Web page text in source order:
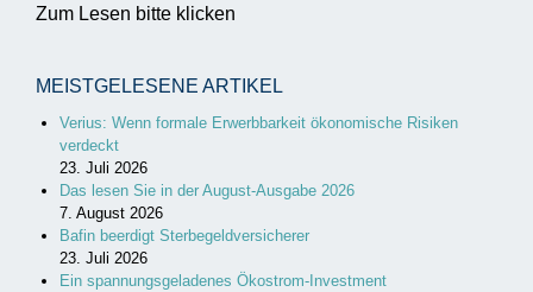
Zum Lesen bitte klicken
MEISTGELESENE ARTIKEL
Verius: Wenn formale Erwerbbarkeit ökonomische Risiken
verdeckt
23. Juli 2026
Das lesen Sie in der August-Ausgabe 2026
7. August 2026
Bafin beerdigt Sterbegeldversicherer
23. Juli 2026
Ein spannungsgeladenes Ökostrom-Investment